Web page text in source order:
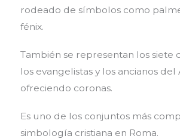
rodeado de símbolos como
fénix.
También se representan los siete
los evangelistas y los ancianos del
ofreciendo coronas.
Es uno de los conjuntos más
simbología cristiana en Roma.